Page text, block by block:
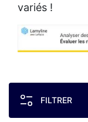
variés !
FILTRER